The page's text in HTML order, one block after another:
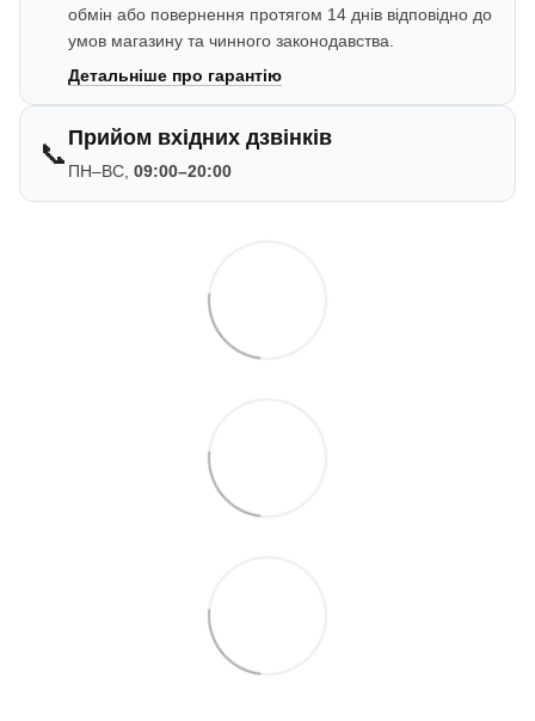
обмін або повернення протягом 14 днів відповідно до
умов магазину та чинного законодавства.
Детальніше про гарантію
📞 Прийом вхідних дзвінків
ПН–ВС, 09:00–20:00